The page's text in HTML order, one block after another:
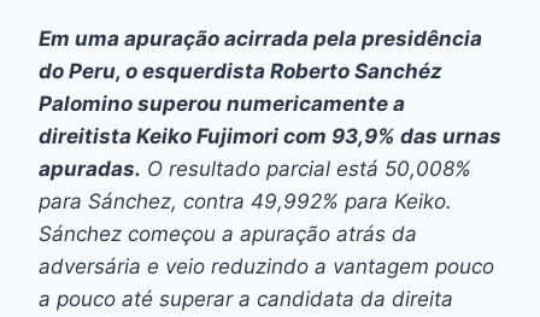
e
b
o
o
k
s
e
n
g
er
s
A
p
p
a
d
s
er
e
st
e
dI
l
p
y
Li
n
k
Em uma apuração acirrada pela presidência
do Peru, o esquerdista Roberto Sanchéz
Palomino superou numericamente a
direitista Keiko Fujimori com 93,9% das urnas
apuradas. O resultado parcial está 50,008%
para Sánchez, contra 49,992% para Keiko.
Sánchez começou a apuração atrás da
adversária e veio reduzindo a vantagem pouco
a pouco até superar a candidata da direita